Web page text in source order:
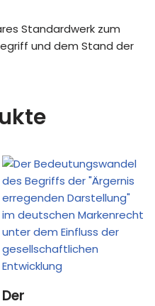
Standardwerk zum
und dem Stand der
Der